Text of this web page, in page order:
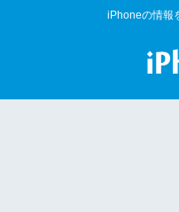
iPhoneの情報